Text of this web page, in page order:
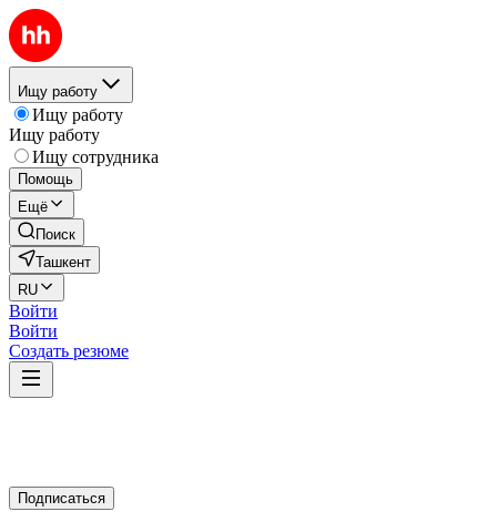
Ищу работу
Ищу работу
Ищу работу
Ищу сотрудника
Помощь
Ещё
Поиск
Ташкент
RU
Войти
Войти
Создать резюме
Подписаться